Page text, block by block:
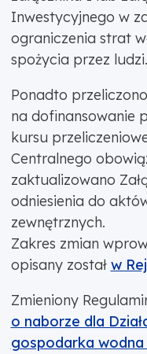
Inwestycyjnego w
ograniczenia strat
spożycia przez ludzi.
Ponadto
na dofinansowanie
kursu
Centralnego
zaktualizowano
odniesienia do
zewnętrznych.
Zakres zmian
opisany został w
Zmieniony
o naborze dla
gospodarka wodna